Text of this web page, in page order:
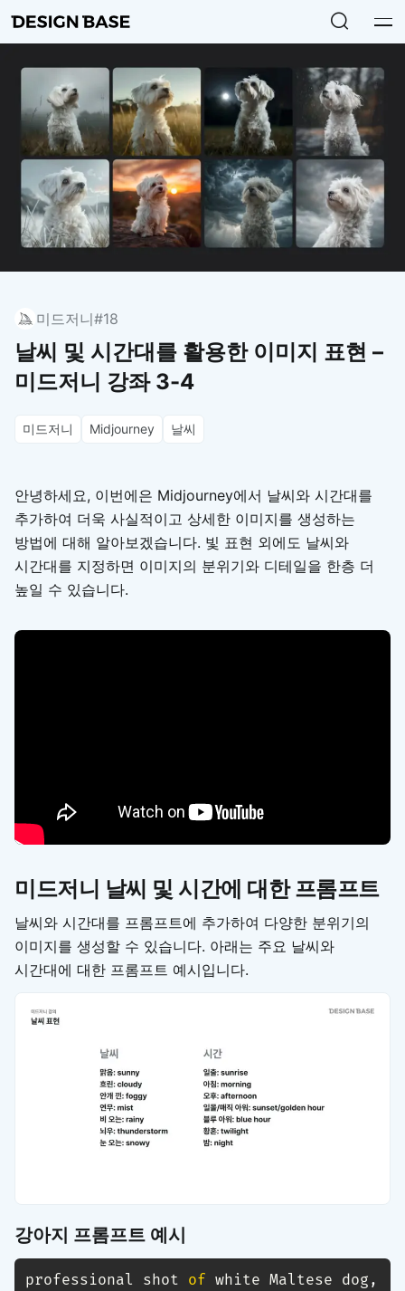
미드저니#18
날씨 및 시간대를 활용한 이미지 표현 –
미드저니 강좌 3-4
미드저니 Midjourney 날씨
안녕하세요, 이번에은 Midjourney에서 날씨와 시간대를
추가하여 더욱 사실적이고 상세한 이미지를 생성하는
방법에 대해 알아보겠습니다. 빛 표현 외에도 날씨와
시간대를 지정하면 이미지의 분위기와 디테일을 한층 더
높일 수 있습니다.
미드저니 날씨 및 시간에 대한 프롬프트
날씨와 시간대를 프롬프트에 추가하여 다양한 분위기의
이미지를 생성할 수 있습니다. 아래는 주요 날씨와
시간대에 대한 프롬프트 예시입니다.
강아지 프롬프트 예시
professional shot of white Maltese dog ,